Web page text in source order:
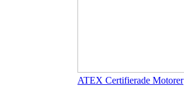
ATEX Certifierade Motorer